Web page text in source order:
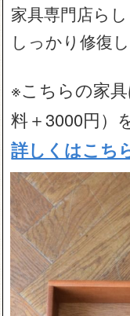
家具専門店ら
しっかり修復
※こちらの家
料＋3000円）
詳しくはこち